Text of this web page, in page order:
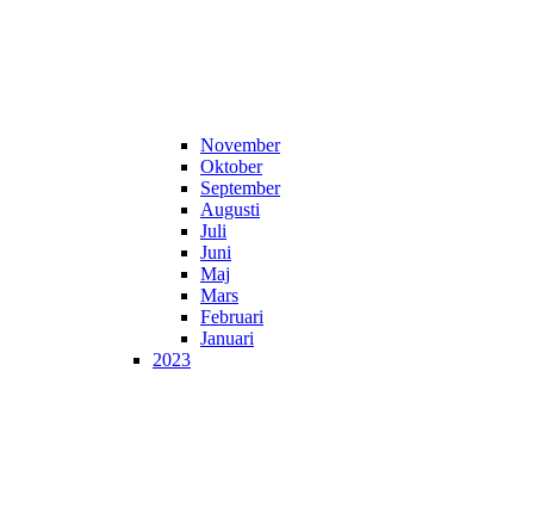
November
Oktober
September
Augusti
Juli
Juni
Maj
Mars
Februari
Januari
2023